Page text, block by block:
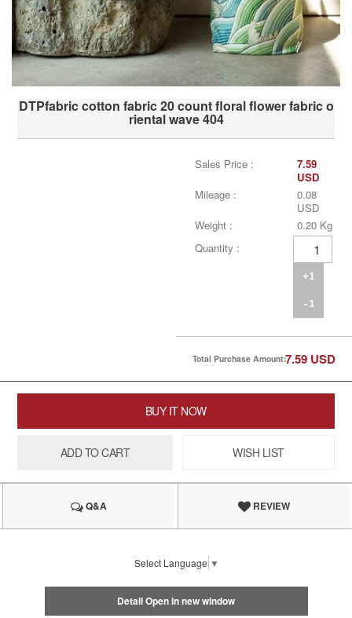
DTPfabric cotton fabric 20 count floral flower fabric o
riental wave 404
Sales Price :
7.59
USD
Mileage :
0.08
USD
Weight :
0.20 Kg
Quantity :
+1
-1
Total Purchase Amount:7.59 USD
BUY IT NOW
ADD TO CART WISH LIST
Q&A REVIEW
Select Language ▼
Detail Open in new window